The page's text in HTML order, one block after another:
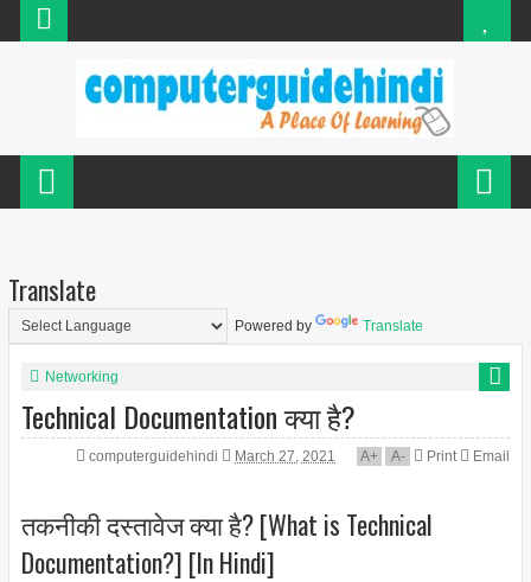
Translate
Powered by Translate
Networking
Technical Documentation क्या है?
computerguidehindi March 27, 2021 A+ A- Print Email
तकनीकी दस्तावेज क्या है? [What is Technical
Documentation?] [In Hindi]